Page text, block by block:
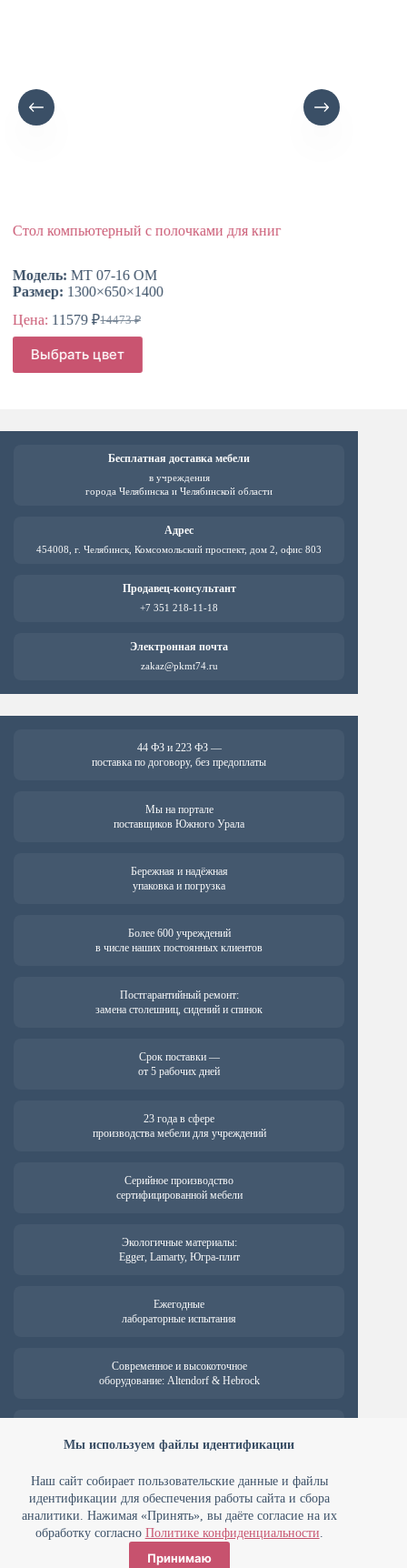
Мы используем файлы идентификации
Наш сайт собирает пользовательские данные и файлы
идентификации для обеспечения работы сайта и сбора
аналитики. Нажимая «Принять», вы даёте согласие на их
обработку согласно Политике конфиденциальности.
Принимаю
Стол компьютерный с полочками для книг
Модель:МТ 07-16 ОМ
Размер:1300×650×1400
Цена:
14473₽
Первоначальная
цена
составляла
14473 ₽.
11579₽Текущая
цена:
11579 ₽.
Выбрать цвет
Этот
товар
имеет
Бесплатная доставка мебели
в учреждения
города Челябинска и Челябинской области
Адрес
454008, г. Челябинск, Комсомольский проспект, дом 2, офис 803
Продавец-консультант
+7 351 218-11-18
Электронная почта
zakaz@pkmt74.ru
44 ФЗ и 223 ФЗ —
поставка по договору, без предоплаты
Мы на портале
поставщиков Южного Урала
Бережная и надёжная
упаковка и погрузка
Более 600 учреждений
в числе наших постоянных клиентов
Постгарантийный ремонт:
замена столешниц, сидений и спинок
Срок поставки —
от 5 рабочих дней
23 года в сфере
производства мебели для учреждений
Серийное производство
сертифицированной мебели
Экологичные материалы:
Egger, Lamarty, Югра-плит
Ежегодные
лабораторные испытания
Современное и высокоточное
оборудование: Altendorf & Hebrock
от 18 месяцев
ООО ПК «Мебельные технологии» ИНН 7448127394 ОГРН
1107448022738
Юридический адрес: 454008 г. Челябинск, Комсомольский проспект,
д. 2